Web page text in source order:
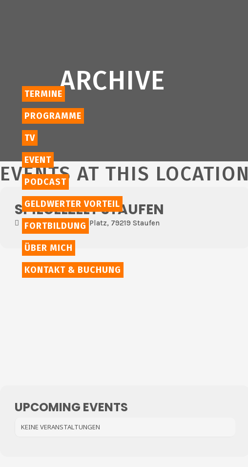
TERMINE
PROGRAMME
TV
EVENT
PODCAST
GELDWERTER VORTEIL
FORTBILDUNG
ÜBER MICH
KONTAKT & BUCHUNG
ARCHIVE
EVENTS AT THIS LOCATION
SPIEGELZELT STAUFEN
Alfred-Schladerer-Platz, 79219 Staufen
UPCOMING EVENTS
KEINE VERANSTALTUNGEN